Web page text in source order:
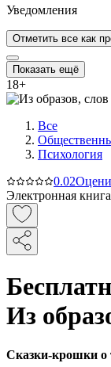
Уведомления
Отметить все как
Показать ещё
18+
Все
Психология
0.02
Электронная книга
Из
Сказки-крошки о